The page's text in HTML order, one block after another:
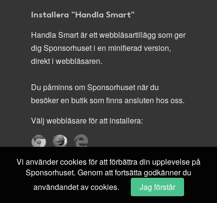
Installera "Handla Smart"
Handla Smart är ett webbläsartillägg som ger
dig Sponsorhuset i en minifierad version,
direkt i webbläsaren.
Du påminns om Sponsorhuset när du
besöker en butik som finns ansluten hos oss.
Välj webbläsare för att installera:
Vi använder cookies för att förbättra din upplevelse på
Sponsorhuset. Genom att fortsätta godkänner du
användandet av cookies.
Jag förstår